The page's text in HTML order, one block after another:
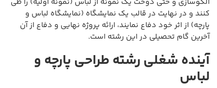
کنند و در نهایت در قالب یک نمایشگاه (نمایشگاه لباس و
پارچه) از اثر خود دفاع نمایند، ارائه پروژه نهایی و دفاع از آن
آخرین گام تحصیلی در این رشته است.
آینده شغلی رشته طراحی پارچه و
لباس